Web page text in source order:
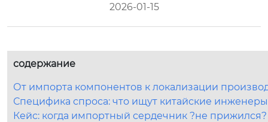
2026-01-15
содержание
От импорта компонентов к локализации
Специфика спроса: что ищут китайские инженеры
Кейс: когда импортный сердечник ?не прижился?